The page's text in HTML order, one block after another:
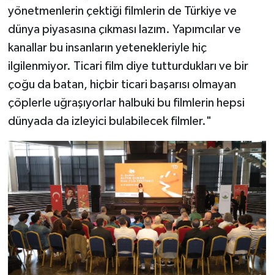
yönetmenlerin çektiği filmlerin de Türkiye ve
dünya piyasasına çıkması lazım. Yapımcılar ve
kanallar bu insanların yetenekleriyle hiç
ilgilenmiyor. Ticari film diye tutturdukları ve bir
çoğu da batan, hiçbir ticari başarısı olmayan
çöplerle uğraşıyorlar halbuki bu filmlerin hepsi
dünyada da izleyici bulabilecek filmler."